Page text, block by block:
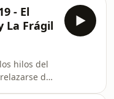
y f
la AFI en
el
o
los
- El
La Frágil
hilos del
de